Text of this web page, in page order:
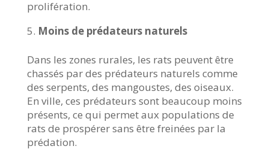
prolifération.
Moins de prédateurs naturels
Dans les zones rurales, les rats peuvent être
chassés par des prédateurs naturels comme
des serpents, des mangoustes, des oiseaux.
En ville, ces prédateurs sont beaucoup moins
présents, ce qui permet aux populations de
rats de prospérer sans être freinées par la
prédation.